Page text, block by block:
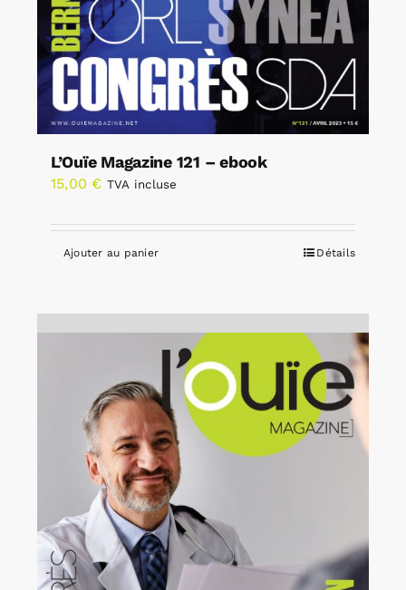
L’Ouïe Magazine 121 – ebook
15,00 € TVA incluse
Ajouter au panier Détails